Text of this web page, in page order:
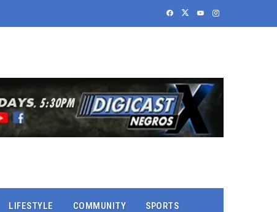
LIFESTYLE COMMUNITY SPORTS